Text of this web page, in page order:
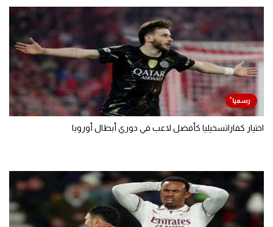
اختيار كفاراتسخيليا كأفضل لاعب في دوري أبطال أوروبا